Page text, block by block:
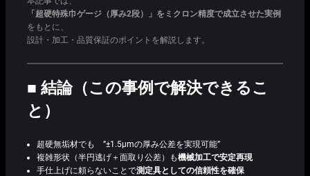
「超硬特殊巾ゲージ（厚み2段）」をミクロン精度で成立させた実例
をもとに、
設計・加工・品質保証のポイントを解説します。
■ 結論（この事例で解決できるこ
と）
超硬無垢材でも ”±1.5μmの厚み公差を実現可能”
複雑形状（半円逃げ＋面取り公差）も機械加工で安定再現
手仕上げに頼らないことで測定具としての信頼性を確保